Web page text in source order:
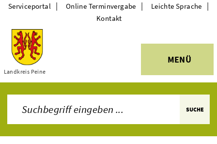
Themen
Landkreis Peine
MENÜ
Serviceportal | Online Terminvergabe | Leichte Sprache |
Kontakt
SUCHE